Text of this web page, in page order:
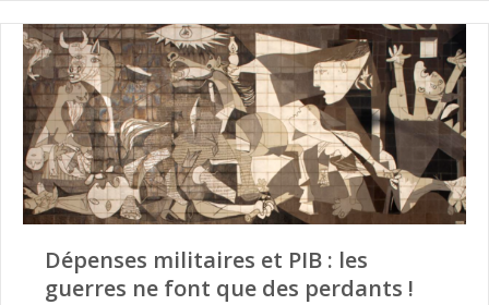
Dépenses militaires et PIB : les
guerres ne font que des perdants !